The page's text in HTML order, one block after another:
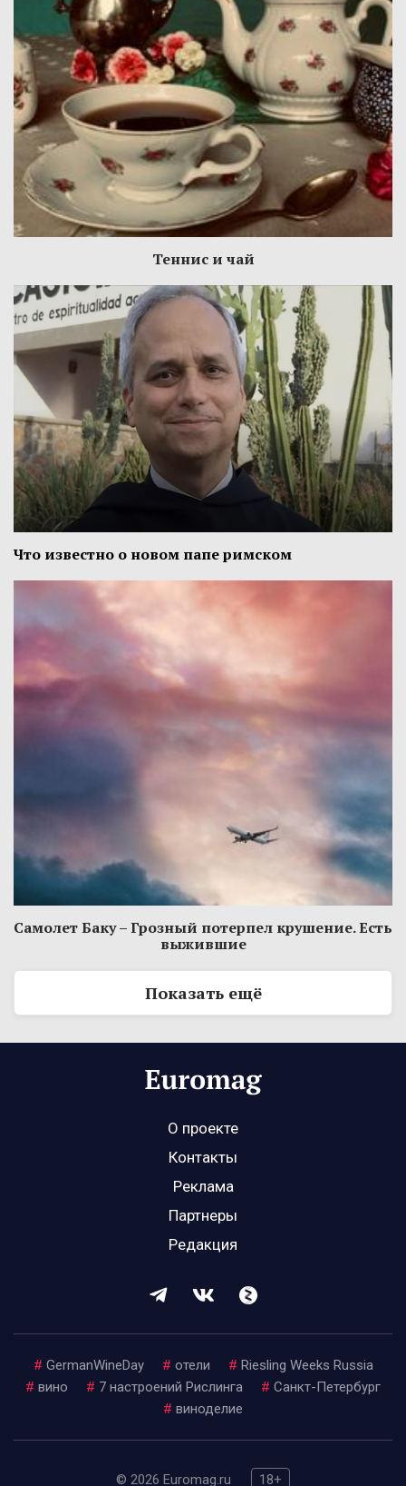
Теннис и чай
Что известно о новом папе римском
Самолет Баку – Грозный потерпел крушение. Есть
выжившие
Показать ещё
О проекте
Контакты
Реклама
Партнеры
Редакция
# GermanWineDay # отели # Riesling Weeks Russia
# вино # 7 настроений Рислинга # Санкт-Петербург
# виноделие
© 2026 Euromag.ru 18+